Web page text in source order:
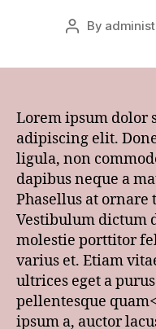
Post
By
Lorem ipsum dolor
adipiscing elit.
ligula, non
dapibus neque a
Phasellus at ornare
Vestibulum dictum
molestie porttitor
varius et. Etiam
ultrices eget a
pellentesque
ipsum a, auctor